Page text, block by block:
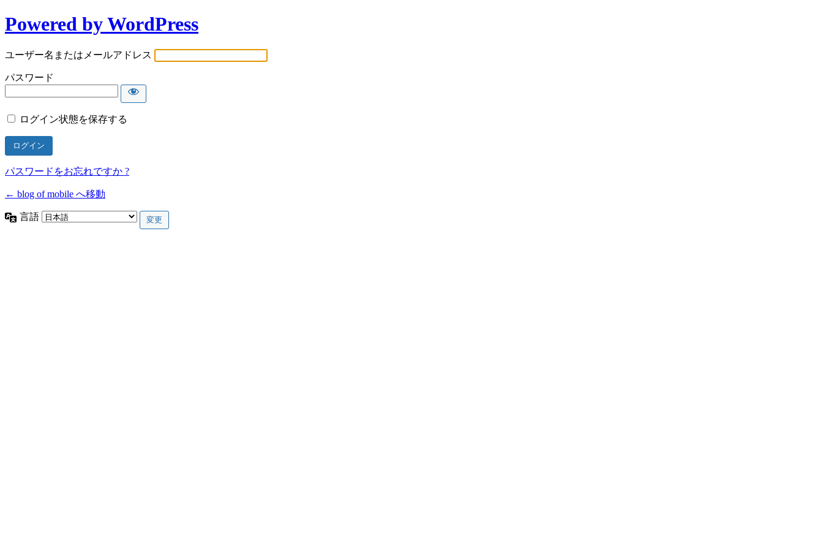
Powered by WordPress
ユーザー名またはメールアドレス
パスワード
ログイン状態を保存する
パスワードをお忘れですか ?
← blog of mobile へ移動
言語